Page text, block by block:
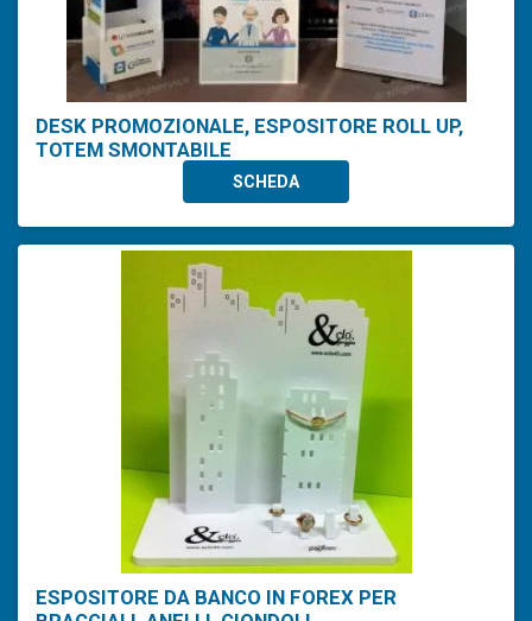
DESK PROMOZIONALE, ESPOSITORE ROLL UP,
TOTEM SMONTABILE
SCHEDA
ESPOSITORE DA BANCO IN FOREX PER